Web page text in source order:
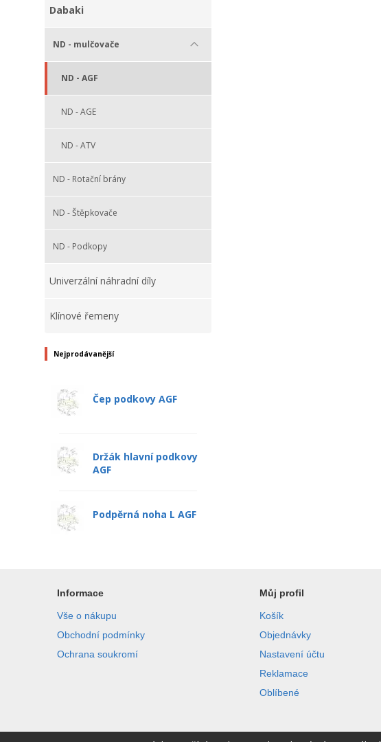
Dabaki
ND - mulčovače
ND - AGF
ND - AGE
ND - ATV
ND - Rotační brány
ND - Štěpkovače
ND - Podkopy
Univerzální náhradní díly
Klínové řemeny
Nejprodávanější
Čep podkovy AGF
Držák hlavní podkovy
AGF
Podpěrná noha L AGF
Informace
Vše o nákupu
Obchodní podmínky
Ochrana soukromí
Můj profil
Košík
Objednávky
Nastavení účtu
Reklamace
Oblíbené